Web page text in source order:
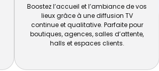
Boostez l’accueil et l’ambiance de vos
lieux grâce à une diffusion TV
continue et qualitative. Parfaite pour
boutiques, agences, salles d’attente,
halls et espaces clients.